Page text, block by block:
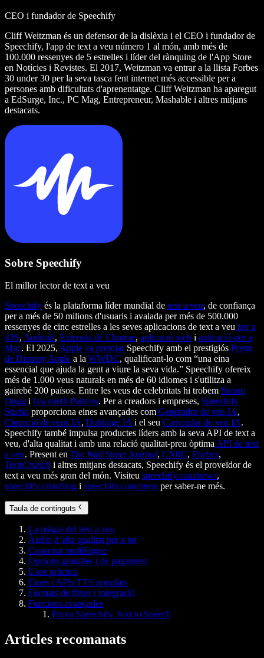
CEO i fundador de Speechify
Cliff Weitzman és un defensor de la dislèxia i el CEO i fundador de
Speechify, l'app de text a veu número 1 al món, amb més de
100.000 ressenyes de 5 estrelles i líder del rànquing de l'App Store
en Notícies i Revistes. El 2017, Weitzman va entrar a la llista Forbes
30 under 30 per la seva tasca fent internet més accessible per a
persones amb dificultats d'aprenentatge. Cliff Weitzman ha aparegut
a EdSurge, Inc., PC Mag, Entrepreneur, Mashable i altres mitjans
destacats.
Sobre Speechify
El millor lector de text a veu
Speechify és la plataforma líder mundial de text a veu, de confiança
per a més de 50 milions d'usuaris i avalada per més de 500.000
ressenyes de cinc estrelles a les seves aplicacions de text a veu per a
iOS, Android, Extensió de Chrome, aplicació web i aplicació per a
Mac. El 2025, Apple va premiarSpeechify amb el prestigiós Premi
de Disseny Apple a la WWDC, qualificant-lo com “una eina
essencial que ajuda la gent a viure la seva vida.” Speechify ofereix
més de 1.000 veus naturals en més de 60 idiomes i s'utilitza a
gairebé 200 països. Entre les veus de celebritats hi trobem Snoop
Dogg i Gwyneth Paltrow. Per a creadors i empreses, Speechify
Studio proporciona eines avançades com Generador de veu IA,
Clonació de veus IA, Doblatge IA i el seu Canviador de veu IA.
Speechify també impulsa productes líders amb la seva API de text a
veu, d'alta qualitat i amb una relació qualitat-preu òptima API de text
a veu. Present en The Wall Street Journal, CNBC, Forbes,
TechCrunch i altres mitjans destacats, Speechify és el proveïdor de
text a veu més gran del món. Visiteu speechify.com/news,
speechify.com/blog i speechify.com/press per saber-ne més.
Taula de continguts
La màgia del text a veu
Àudio d’alta qualitat per a tot
Capacitat multilingüe
Opcions gratuïtes i de pagament
Usos pràctics
Eines i APIs TTS populars
Formats de fitxer i integració
Funcions avançades
Prova Speechify Text to Speech
Articles recomanats